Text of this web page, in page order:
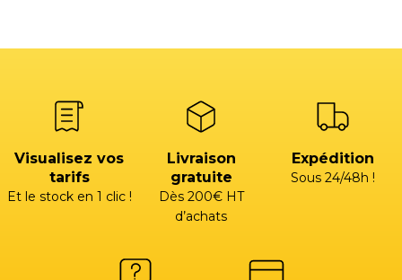
Visualisez vos
tarifs
Et le stock en 1 clic !
Livraison
gratuite
Dès 200€ HT
d’achats
Expédition
Sous 24/48h !